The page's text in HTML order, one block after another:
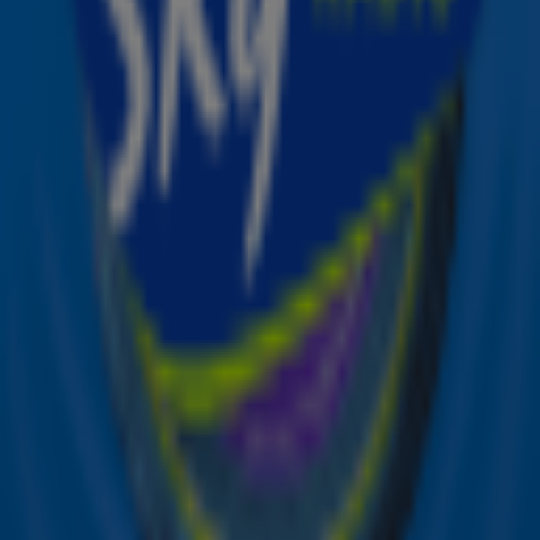
Meld je aan voor de nieuwsbrief van Sky Radio en blijf op
de hoogte van alle leuke winacties en het laatste nieuws
over je favoriete Sky-artiesten.
Meld je aan voor onze wekelijkse nieuwsbrief met daarin
het laatste nieuws en aanbiedingen die wijzelf of in
samenwerking met onze partners organiseren. Je kunt je
op ieder moment afmelden. Zie voor meer informatie de
Online radio luisteren naar Sky Radio